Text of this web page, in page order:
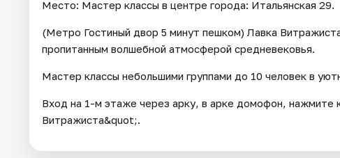
Место: Мастер классы в центре города: Итальянская 29.
(Метро Гостиный двор 5 минут пешком) Лавка
пропитанным волшебной атмосферой средневековья.
Мастер классы небольшими группами до 10 человек в
Вход на 1-м этаже через арку, в арке домофон, нажмите
Витражиста&quot;.